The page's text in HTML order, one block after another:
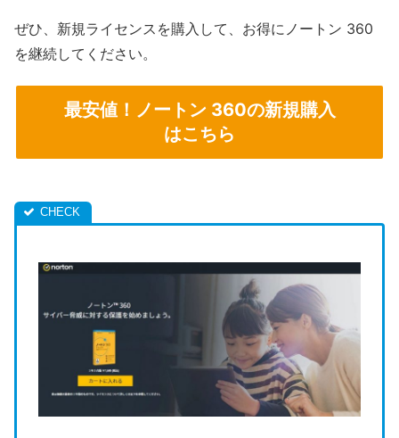
ぜひ、新規ライセンスを購入して、お得にノートン 360
を継続してください。
最安値！ノートン 360の新規購入
はこちら